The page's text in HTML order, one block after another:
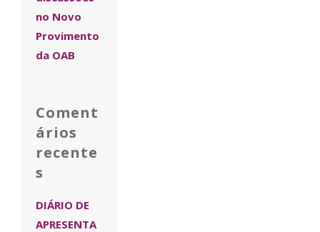
no Novo
Provimento
da OAB
Coment
ários
recente
s
DIÁRIO DE
APRESENTA